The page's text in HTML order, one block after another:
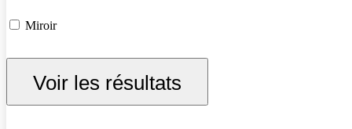
Miroir
Noir
Rouge passion
Voir les résultats